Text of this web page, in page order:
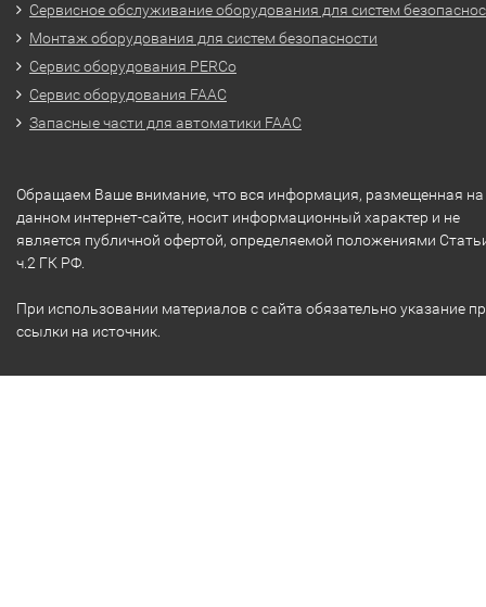
Сервисное обслуживание оборудования для систем
Монтаж оборудования для систем безопасности
Сервис оборудования PERCo
Сервис оборудования FAAC
Запасные части для автоматики FAAC
Обращаем Ваше внимание, что вся информация, размещенная на
данном интернет-сайте, носит информационный характер и не
является публичной офертой, определяемой положениями
ч.2 ГК РФ.
При использовании материалов с сайта обязательно указание
ссылки на источник.